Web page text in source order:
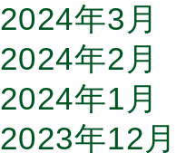
2024年3月
2024年2月
2024年1月
2023年12月